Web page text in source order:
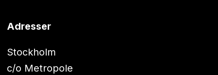
Adresser
Stockholm
c/o Metropole